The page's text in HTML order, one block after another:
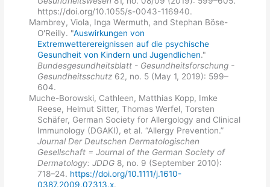
https://doi.org/10.1055/s-0043-116940.
Mambrey, Viola, Inga Wermuth, and Stephan Böse-
O'Reilly. "Auswirkungen von
Extremwetterereignissen auf die psychische
Gesundheit von Kindern und Jugendlichen."
Bundesgesundheitsblatt - Gesundheitsforschung -
Gesundheitsschutz 62, no. 5 (May 1, 2019): 599–
604.
Muche-Borowski, Cathleen, Matthias Kopp, Imke
Reese, Helmut Sitter, Thomas Werfel, Torsten
Schäfer, German Society for Allergology and Clinical
Immunology (DGAKI), et al. “Allergy Prevention.”
Journal Der Deutschen Dermatologischen
Gesellschaft = Journal of the German Society of
Dermatology: JDDG 8, no. 9 (September 2010):
718–24. https://doi.org/10.1111/j.1610-
0387.2009.07313.x.